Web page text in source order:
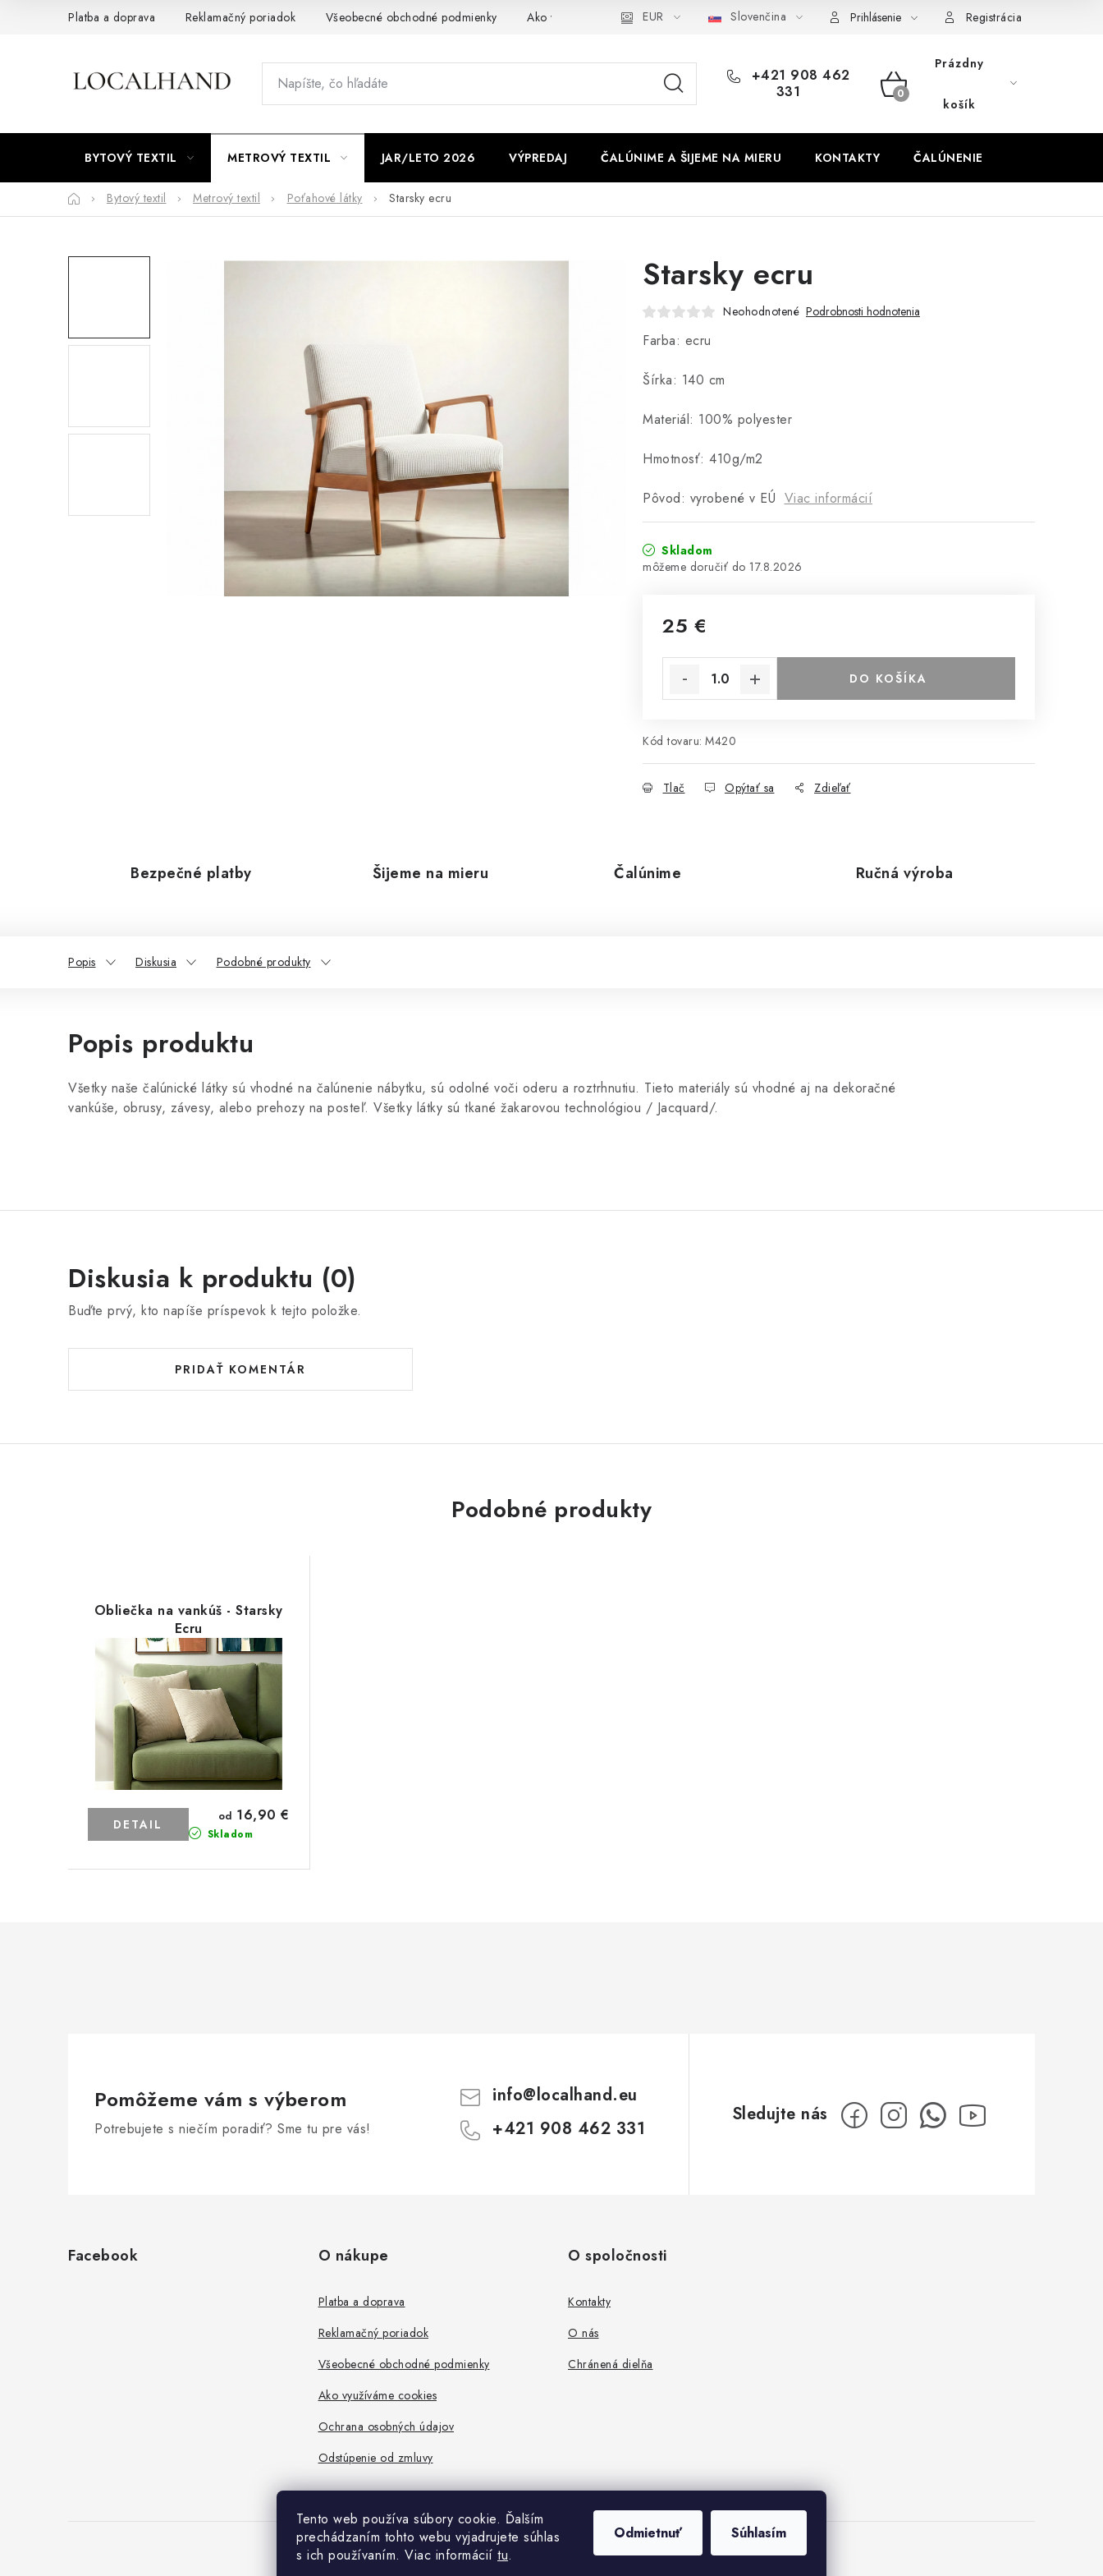
Tento web používa súbory cookie. Ďalším
prechádzaním tohto webu vyjadrujete súhlas
s ich používaním. Viac informácií tu.
Odmietnuť Súhlasím
Platba a doprava Reklamačný poriadok Všeobecné obchodné podmienky Ako využíváme cookies Ochrana osobných údajov Odstúpenie od zmluvy
EUR Slovenčina Prihlásenie Registrácia
+421 908 462
331
NÁKUPNÝ
Prázdny
košík
BYTOVÝ TEXTIL METROVÝ TEXTIL JAR/LETO 2026 VÝPREDAJ ČALÚNIME A ŠIJEME NA MIERU KONTAKTY ČALÚNENIE
DomovBytový textil Metrový textil Poťahové látky Starsky ecru
Starsky ecru
Neohodnotené Podrobnosti hodnotenia
Farba: ecru
Šírka: 140 cm
Materiál: 100% polyester
Hmotnosť: 410g/m2
Pôvod: vyrobené v EÚ Viac informácií
Skladom
17.8.2026
25 €
DO KOŠÍKA
Kód tovaru: M420
Tlač Opýtať sa Zdieľať
Bezpečné platby Šijeme na mieru Čalúnime Ručná výroba
Popis Diskusia Podobné produkty
Popis produktu
Všetky naše čalúnické látky sú vhodné na čalúnenie nábytku, sú odolné voči oderu a roztrhnutiu. Tieto materiály sú vhodné aj na dekoračné
vankúše, obrusy, závesy, alebo prehozy na posteľ. Všetky látky sú tkané žakarovou technológiou / Jacquard/.
Diskusia k produktu (0)
Buďte prvý, kto napíše príspevok k tejto položke.
PRIDAŤ KOMENTÁR
Podobné produkty
Obliečka na vankúš - Starsky
Ecru
Skladom
od 16,90 €
DETAIL
Pomôžeme vám s výberom
Potrebujete s niečím poradiť? Sme tu pre vás!
info@localhand.eu
+421 908 462 331
Facebook O nákupe
Platba a doprava
Reklamačný poriadok
Všeobecné obchodné podmienky
Ako využíváme cookies
Ochrana osobných údajov
Odstúpenie od zmluvy
O spoločnosti
Kontakty
O nás
Chránená dielňa
Copyright 2026Localhand